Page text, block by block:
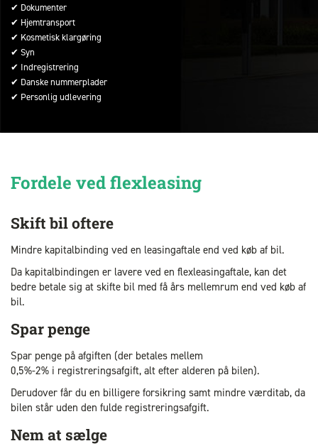
✔ Dokumenter
✔ Hjemtransport
✔ Kosmetisk klargøring
✔ Syn
✔ Indregistrering
✔ Danske nummerplader
✔ Personlig udlevering
Fordele ved flexleasing
Skift bil oftere
Mindre kapitalbinding ved en leasingaftale end ved køb af bil.
Da kapitalbindingen er lavere ved en flexleasingaftale, kan det
bedre betale sig at skifte bil med få års mellemrum end ved køb af
bil.
Spar penge
Spar penge på afgiften (der betales mellem
0,5%-2% i registreringsafgift, alt efter alderen på bilen).
Derudover får du en billigere forsikring samt mindre værditab, da
bilen står uden den fulde registreringsafgift.
Nem at sælge